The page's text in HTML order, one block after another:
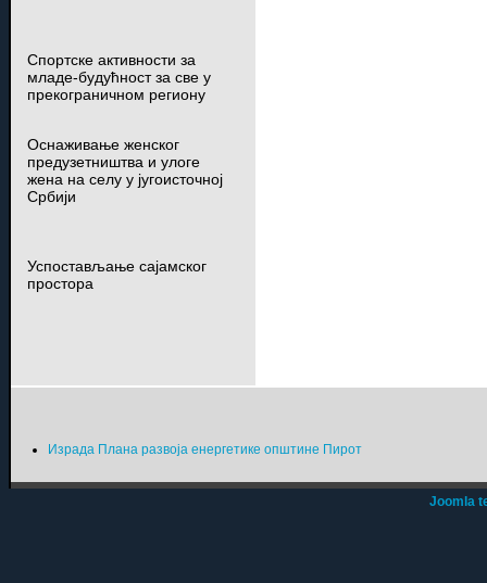
Спортске активности за
младе-будућност за све у
прекограничном региону
Оснаживање женског
предузетништва и улоге
жена на селу у југоисточној
Србији
Успостављање сајамског
простора
Израда Плана развоја енергетике општине Пирот
Joomla